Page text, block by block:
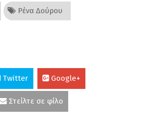
Ρένα Δούρου
Twitter Google+
Στείλτε σε φίλο